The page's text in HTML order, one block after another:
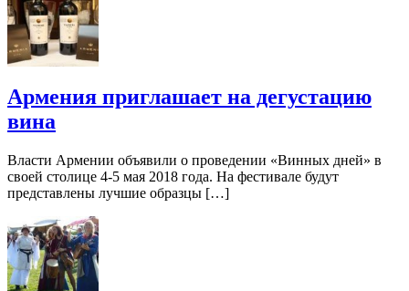
Армения приглашает на дегустацию
вина
Власти Армении объявили о проведении «Винных дней» в
своей столице 4-5 мая 2018 года. На фестивале будут
представлены лучшие образцы […]